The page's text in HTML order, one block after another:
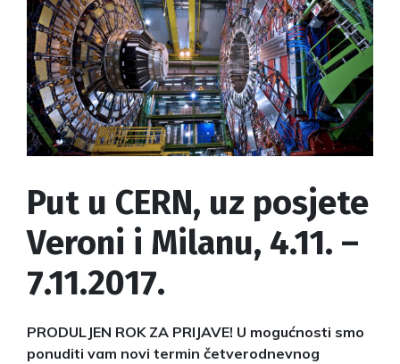
Put u CERN, uz posjete
Veroni i Milanu, 4.11. –
7.11.2017.
PRODULJEN ROK ZA PRIJAVE! U mogućnosti smo
ponuditi vam novi termin četverodnevnog